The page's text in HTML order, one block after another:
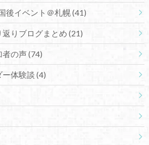
後イベント＠札幌(41)
りブログまとめ (21)
者の声(74)
ー体験談 (4)